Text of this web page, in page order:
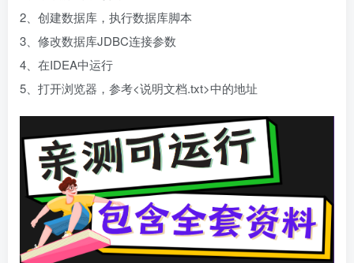
2、创建数据库，执行数据库脚本
3、修改数据库JDBC连接参数
4、在IDEA中运行
5、打开浏览器，参考<说明文档.txt>中的地址